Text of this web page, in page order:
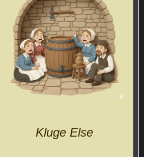
Kluge Else